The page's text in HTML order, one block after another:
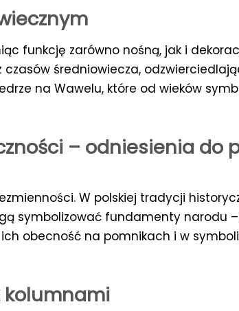
funkcję zarówno nośną, jak i
średniowiecza,
na Wawelu, które od wieków
– odniesienia do
W polskiej tradycji
symbolizować fundamenty narodu
obecność na pomnikach i w
kolumnami